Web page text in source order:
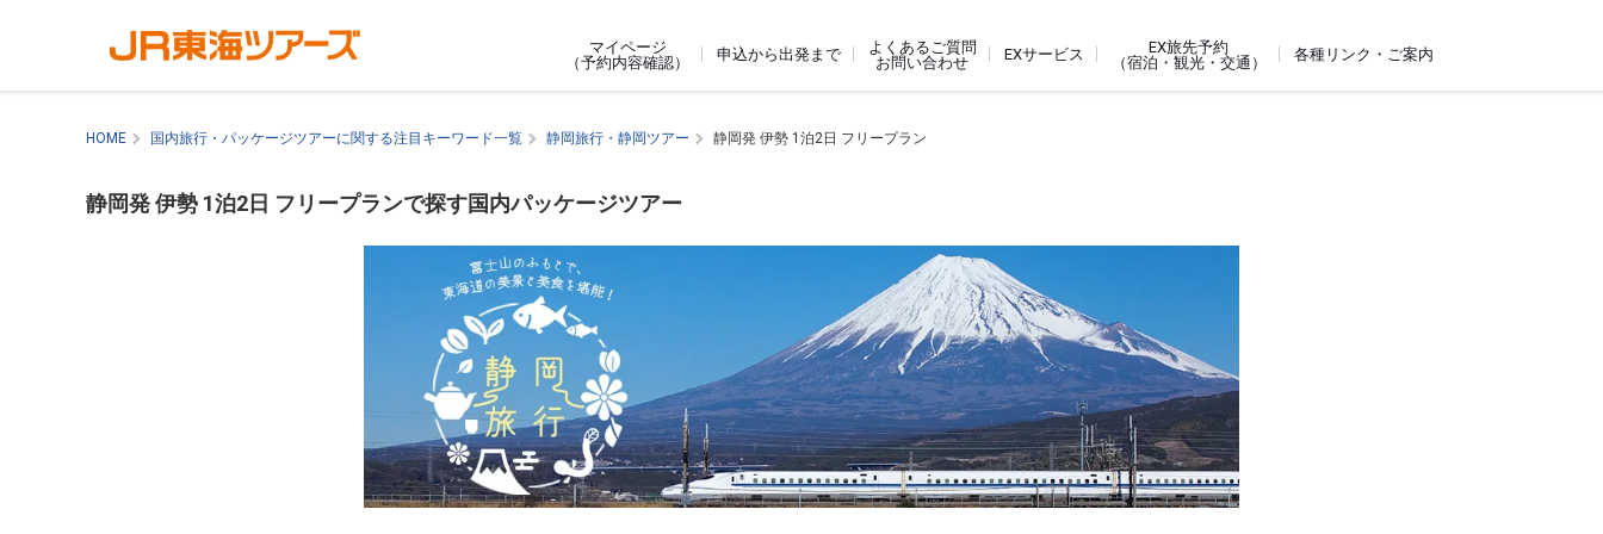
マイページ
（予約内容確認）
申込から出発まで
よくあるご質問
お問い合わせ
EXサービス
EX旅先予約
（宿泊・観光・交通）
各種リンク・ご案内
HOME 国内旅行・パッケージツアーに関する注目キーワード一覧 静岡旅行・静岡ツアー 静岡発 伊勢 1泊2日 フリープラン
静岡発 伊勢 1泊2日 フリープランで探す国内パッケージツアー